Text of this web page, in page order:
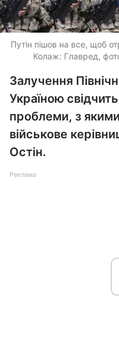
Путін пішов на все, щоб
Колаж: Главред,
Залучення
Україною
проблеми, з
військове
Остін.
Реклама